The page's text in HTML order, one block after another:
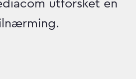
utforsket en